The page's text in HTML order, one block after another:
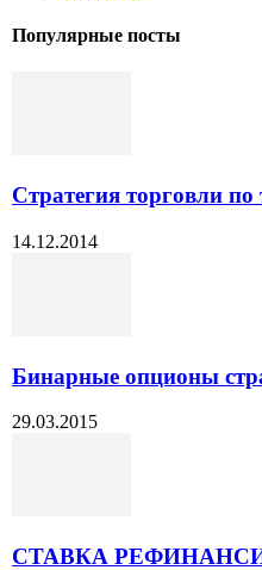
Популярные посты
Стратегия торговли
14.12.2014
Бинарные опционы
29.03.2015
СТАВКА